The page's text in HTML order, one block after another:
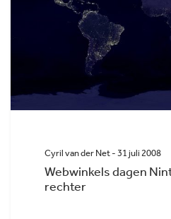
Cyril van der Net - 31 juli 2008
Webwinkels dagen
rechter